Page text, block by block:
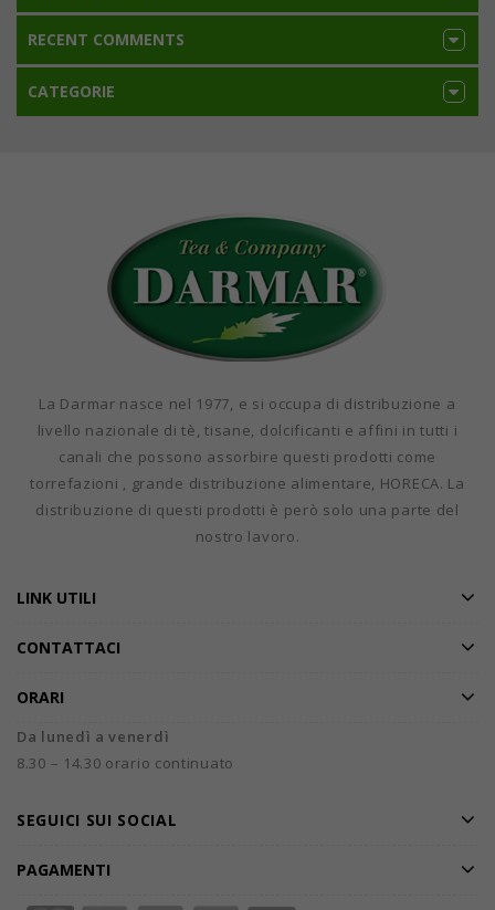
RECENT COMMENTS
CATEGORIE
La Darmar nasce nel 1977, e si occupa di distribuzione a
livello nazionale di tè, tisane, dolcificanti e affini in tutti i
canali che possono assorbire questi prodotti come
torrefazioni , grande distribuzione alimentare, HORECA. La
distribuzione di questi prodotti è però solo una parte del
nostro lavoro.
LINK UTILI
CONTATTACI
ORARI
Da lunedì a venerdì
8.30 – 14.30 orario continuato
SEGUICI SUI SOCIAL
PAGAMENTI